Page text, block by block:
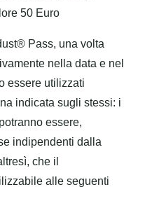
50 Euro
Pass, una volta
nella data e nel
essere utilizzati
indicata sugli stessi: i
essere,
indipendenti dalla
che il
alle seguenti